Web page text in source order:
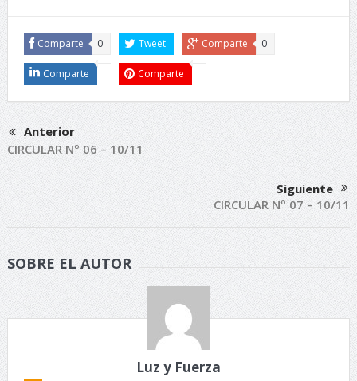
Comparte 0 Tweet Comparte 0
Comparte Comparte
Anterior
CIRCULAR Nº 06 – 10/11
Siguiente
CIRCULAR Nº 07 – 10/11
SOBRE EL AUTOR
Luz y Fuerza